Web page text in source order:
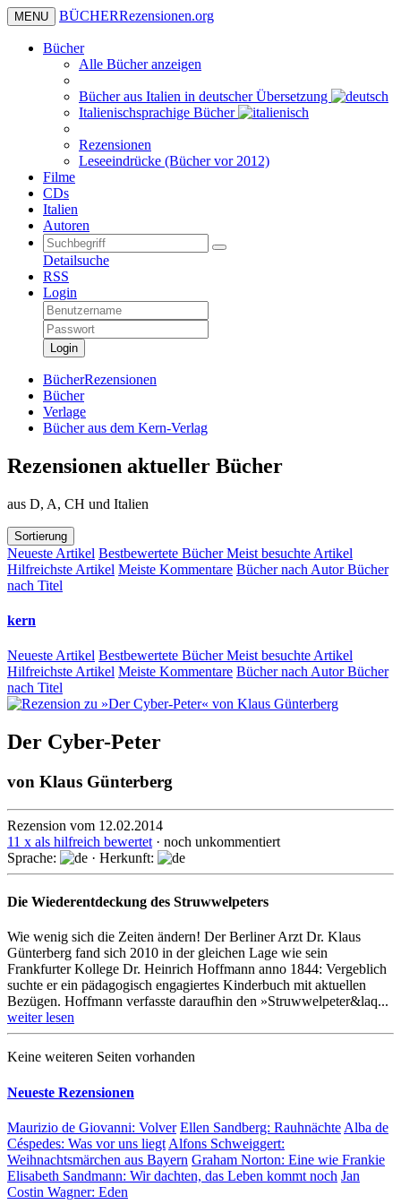
MENU BÜCHERRezensionen.org
Bücher
Alle Bücher anzeigen
Bücher aus Italien in deutscher Übersetzung
Italienischsprachige Bücher
Rezensionen
Leseeindrücke (Bücher vor 2012)
Filme
CDs
Italien
Autoren
Detailsuche
RSS
Login
Login
BücherRezensionen
Bücher
Verlage
Bücher aus dem Kern-Verlag
Rezensionen aktueller Bücher
aus D, A, CH und Italien
Sortierung
Neueste Artikel Bestbewertete BücherMeist besuchte Artikel
Hilfreichste Artikel Meiste Kommentare Bücher nach AutorBücher
nach Titel
kern
Neueste Artikel Bestbewertete BücherMeist besuchte Artikel
Hilfreichste Artikel Meiste Kommentare Bücher nach AutorBücher
nach Titel
Der Cyber-Peter
von Klaus Günterberg
Rezension vom 12.02.2014
11 x als hilfreich bewertet · noch unkommentiert
Sprache:
· Herkunft:
Die Wiederentdeckung des Struwwelpeters
Wie wenig sich die Zeiten ändern! Der Berliner Arzt Dr. Klaus
Günterberg fand sich 2010 in der gleichen Lage wie sein
Frankfurter Kollege Dr. Heinrich Hoff­mann anno 1844: Vergeblich
suchte er ein pädago­gisch engagiertes Kin­der­buch mit aktuellen
Bezügen. Hoffmann verfasste daraufhin den »Struw­wel­pe­ter&laq...
weiter lesen
Keine weiteren Seiten vorhanden
Neueste Rezensionen
Maurizio de Giovanni: Volver Ellen Sandberg: Rauhnächte Alba de
Céspedes: Was vor uns liegt Alfons Schweiggert:
Weihnachtsmärchen aus Bayern Graham Norton: Eine wie Frankie
Elisabeth Sandmann: Wir dachten, das Leben kommt noch Jan
Costin Wagner: Eden